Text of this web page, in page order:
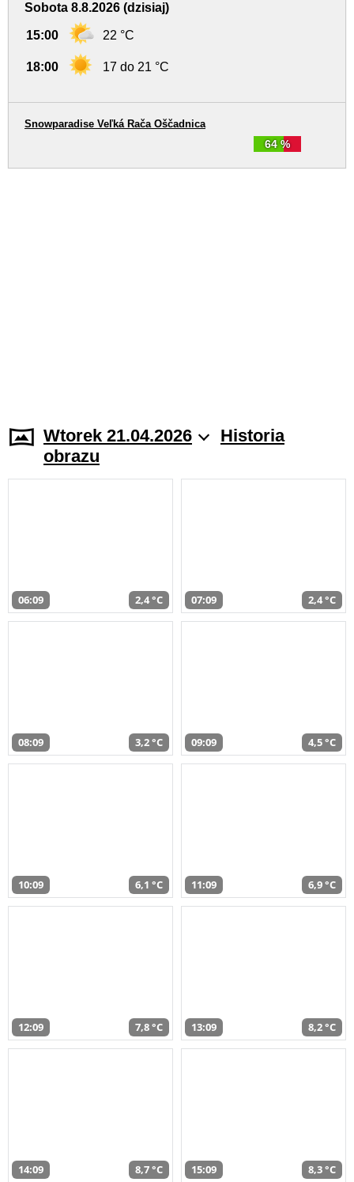
Sobota 8.8.2026 (dzisiaj)
15:00 22 °C
18:00 17 do 21 °C
64 %
Snowparadise Veľká Rača Oščadnica
Wtorek 21.04.2026
Historia
obrazu
06:09 2,4 °C 07:09 2,4 °C
08:09 3,2 °C 09:09 4,5 °C
10:09 6,1 °C 11:09 6,9 °C
12:09 7,8 °C 13:09 8,2 °C
14:09 8,7 °C 15:09 8,3 °C